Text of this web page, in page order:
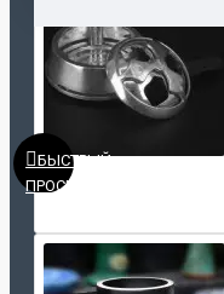
БЫСТРЫЙ
ПРОСМОТР